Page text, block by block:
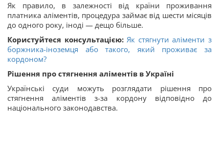
Як правило, в залежності від країни проживання
платника аліментів, процедура займає від шести місяців
до одного року, іноді — дещо більше.
Користуйтеся консультацією:Як стягнути аліменти з
боржника-іноземця або такого, який проживає за
кордоном?
Рішення про стягнення аліментів в Україні
Українські суди можуть розглядати рішення про
стягнення аліментів з-за кордону відповідно до
національного законодавства.